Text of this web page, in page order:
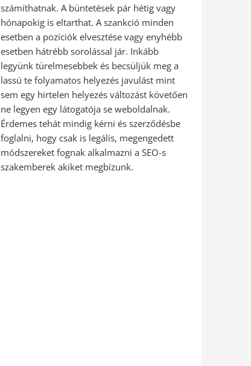
számíthatnak. A büntetések pár hétig vagy
hónapokig is eltarthat. A szankció minden
esetben a pozíciók elvesztése vagy enyhébb
esetben hátrébb sorolással jár. Inkább
legyünk türelmesebbek és becsüljük meg a
lassú te folyamatos helyezés javulást mint
sem egy hirtelen helyezés változást követően
ne legyen egy látogatója se weboldalnak.
Érdemes tehát mindig kérni és szerződésbe
foglalni, hogy csak is legális, megengedett
módszereket fognak alkalmazni a SEO-s
szakemberek akiket megbízunk.